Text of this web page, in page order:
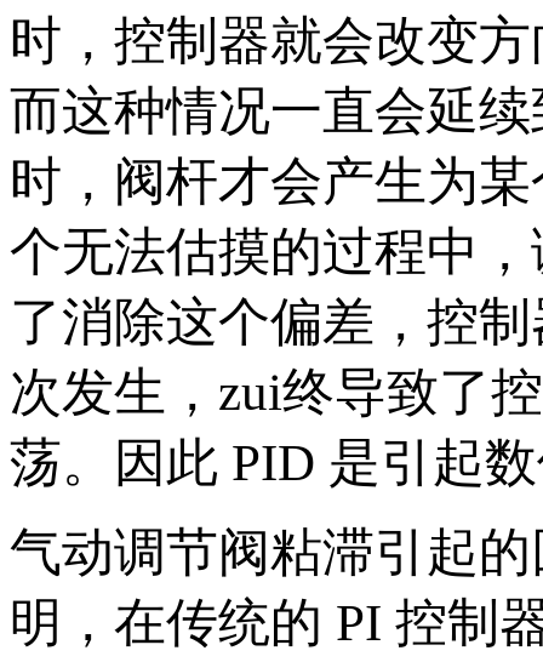
时，控制器就会改变
而这种情况一直会延
时，阀杆才会产生为
个无法估摸的过程中
了消除这个偏差，控
次发生，zui终导致了
荡。因此 PID 是引
气动调节阀粘滞引起
明，在传统的 PI 控制